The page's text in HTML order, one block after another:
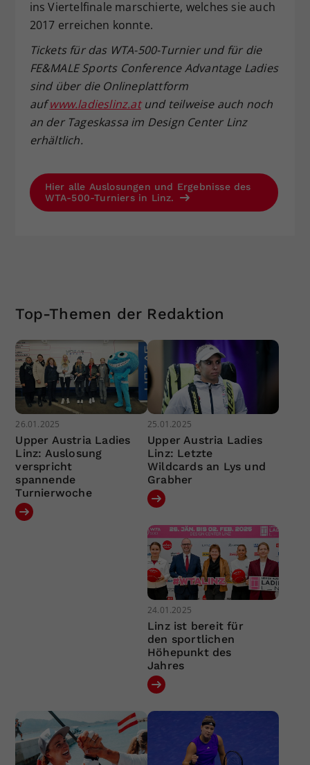
ins Viertelfinale marschierte, welches sie auch
2017 erreichen konnte.
Tickets für das WTA-500-Turnier und für die
FE&MALE Sports Conference Advantage Ladies
sind über die Onlineplattform
auf www.ladieslinz.atund teilweise auch noch
an der Tageskassaim Design Center Linz
erhältlich.
Hier alle Auslosungen und Ergebnisse des
WTA-500-Turniers in Linz.
Top-Themen der Redaktion
26.01.2025
Upper Austria Ladies
Linz: Auslosung
verspricht
spannende
Turnierwoche
25.01.2025
Upper Austria Ladies
Linz: Letzte
Wildcards an Lys und
Grabher
24.01.2025
Linz ist bereit für
den sportlichen
Höhepunkt des
Jahres